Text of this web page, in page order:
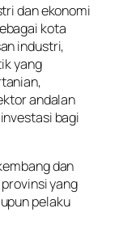
dan ekonomi
kota
industri,
yang
andalan
bagi
dan
yang
pelaku